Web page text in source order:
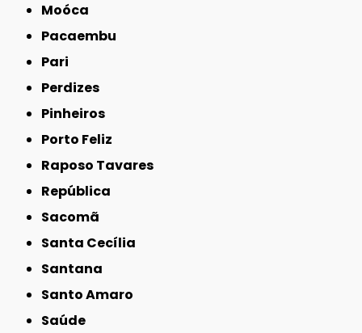
Moóca
Pacaembu
Pari
Perdizes
Pinheiros
Porto Feliz
Raposo Tavares
República
Sacomã
Santa Cecília
Santana
Santo Amaro
Saúde